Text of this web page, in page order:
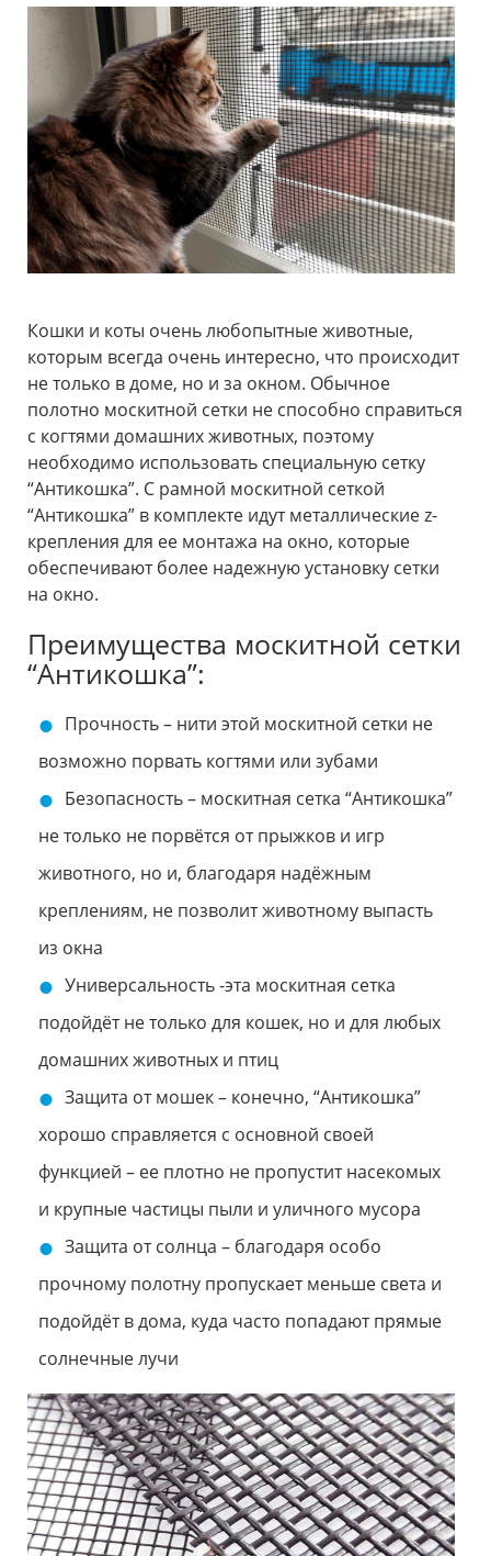
Кошки и коты очень любопытные животные,
которым всегда очень интересно, что происходит
не только в доме, но и за окном. Обычное
полотно москитной сетки не способно справиться
с когтями домашних животных, поэтому
необходимо использовать специальную сетку
“Антикошка”. С рамной москитной сеткой
“Антикошка” в комплекте идут металлические z-
крепления для ее монтажа на окно, которые
обеспечивают более надежную установку сетки
на окно.
Преимущества москитной сетки
“Антикошка”:
Прочность – нити этой москитной сетки не
возможно порвать когтями или зубами
Безопасность – москитная сетка “Антикошка”
не только не порвётся от прыжков и игр
животного, но и, благодаря надёжным
креплениям, не позволит животному выпасть
из окна
Универсальность -эта москитная сетка
подойдёт не только для кошек, но и для любых
домашних животных и птиц
Защита от мошек – конечно, “Антикошка”
хорошо справляется с основной своей
функцией – ее плотно не пропустит насекомых
и крупные частицы пыли и уличного мусора
Защита от солнца – благодаря особо
прочному полотну пропускает меньше света и
подойдёт в дома, куда часто попадают прямые
солнечные лучи